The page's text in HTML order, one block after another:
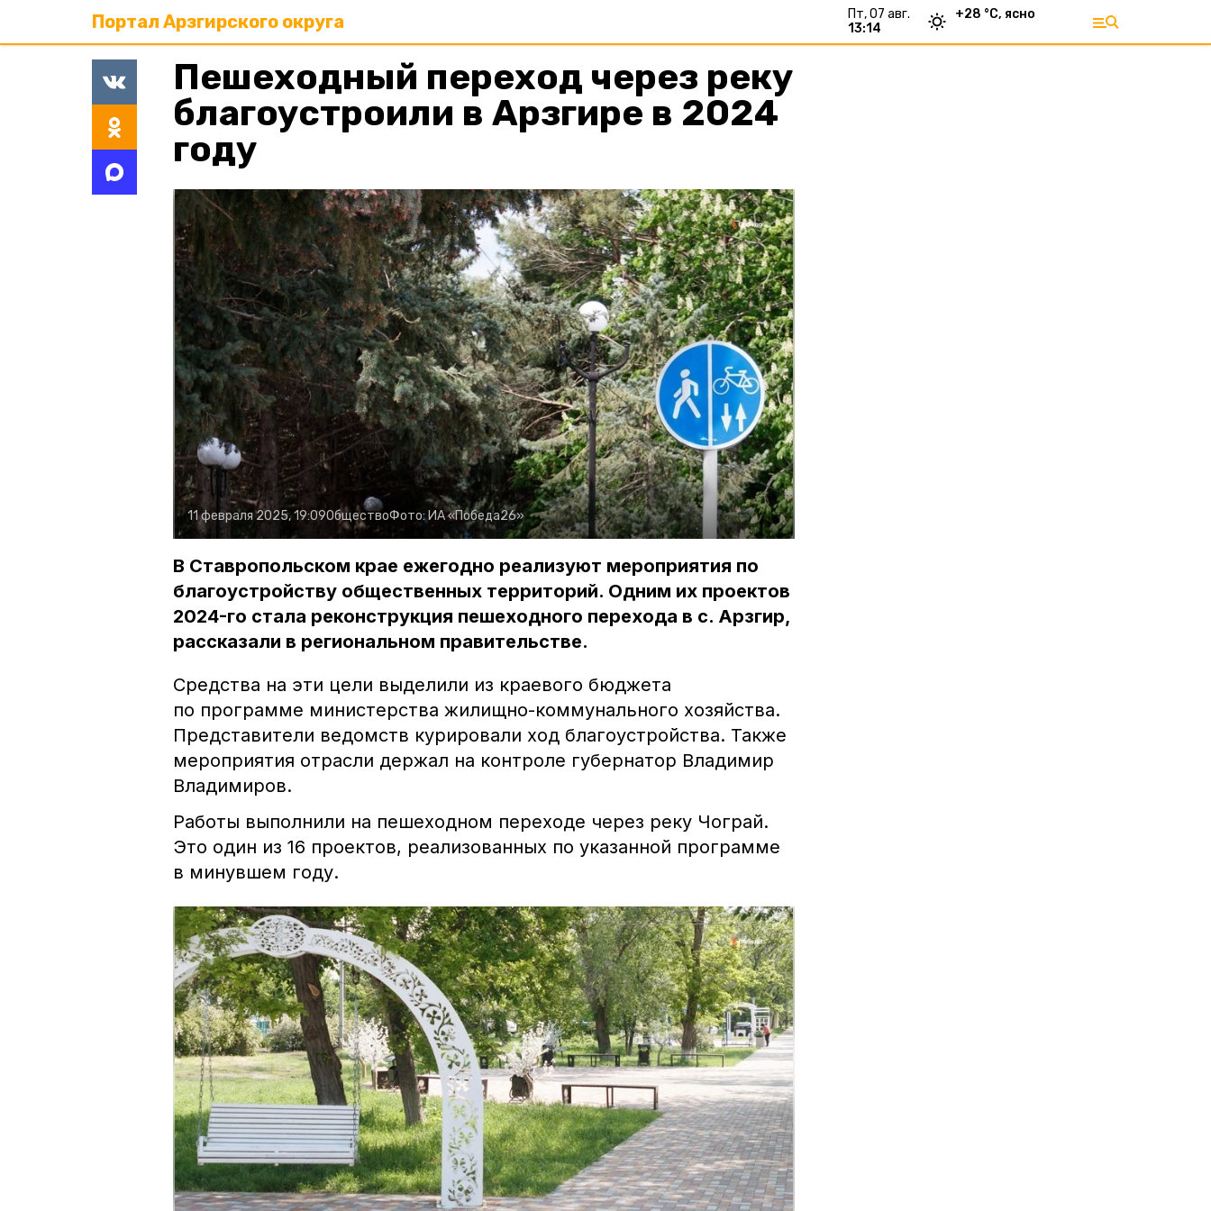
Портал Арзгирского округа
пт, 07 авг.
13:14
+28 °С, ясно
Пешеходный переход через реку
благоустроили в Арзгире в 2024
году
11 февраля 2025, 19:09ОбществоФото:ИА «Победа26»
В Ставропольском крае ежегодно реализуют мероприятия по
благоустройству общественных территорий. Одним их проектов
2024-го стала реконструкция пешеходного перехода в с. Арзгир,
рассказали в региональном правительстве.
Средства на эти цели выделили из краевого бюджета
по программе министерства жилищно-коммунального хозяйства.
Представители ведомств курировали ход благоустройства. Также
мероприятия отрасли держал на контроле губернатор Владимир
Владимиров.
Работы выполнили на пешеходном переходе через реку Чограй.
Это один из 16 проектов, реализованных по указанной программе
в минувшем году.